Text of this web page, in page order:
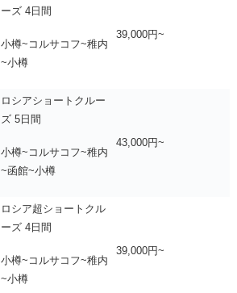
ーズ 4日間
小樽~コルサコフ~稚内
~小樽
39,000円~
ロシアショートクルー
ズ 5日間
小樽~コルサコフ~稚内
~函館~小樽
43,000円~
ロシア超ショートクル
ーズ 4日間
小樽~コルサコフ~稚内
~小樽
39,000円~